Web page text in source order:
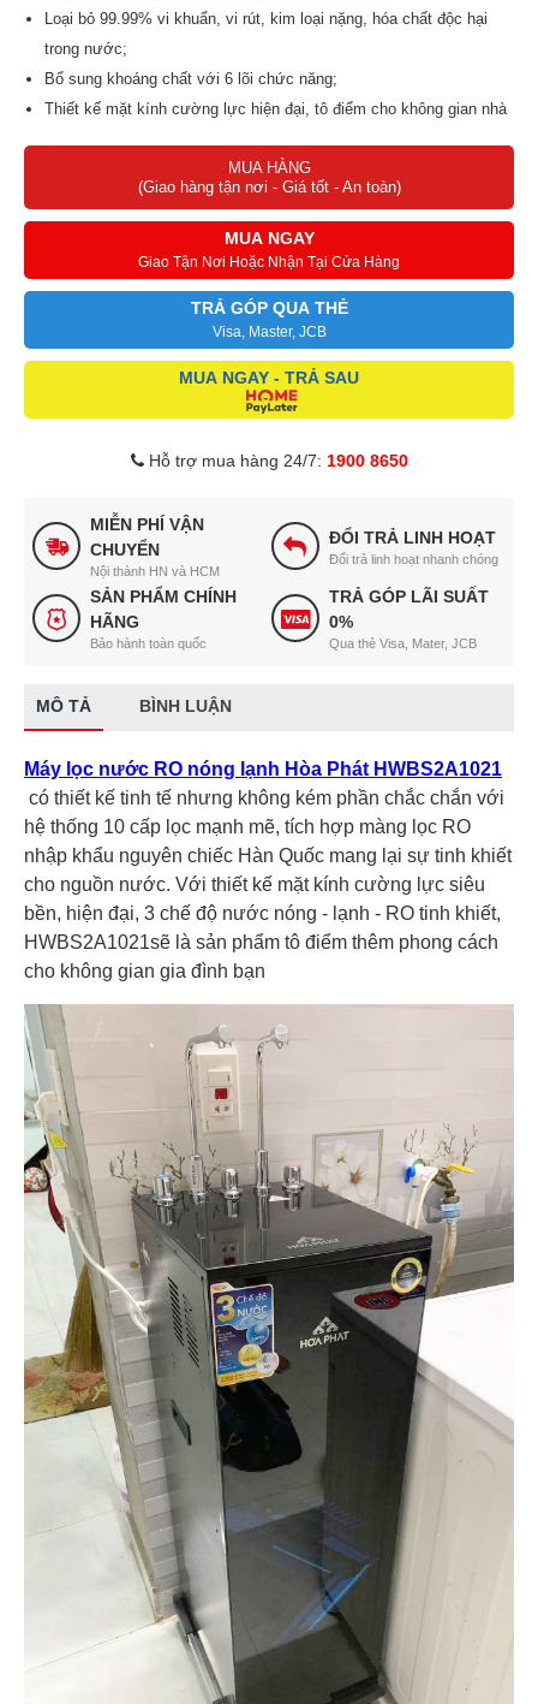
Loại bỏ 99.99% vi khuẩn, vi rút, kim loại nặng, hóa chất độc hại
trong nước;
Bổ sung khoáng chất với 6 lõi chức năng;
Thiết kế mặt kính cường lực hiện đại, tô điểm cho không gian nhà
Bảo hành vượt trội lên tới 36 tháng.
MUA HÀNG
(Giao hàng tận nơi - Giá tốt - An toàn)
MUA NGAY
Giao Tận Nơi Hoặc Nhận Tại Cửa Hàng
TRẢ GÓP QUA THẺ
Visa, Master, JCB
MUA NGAY - TRẢ SAU
Hỗ trợ mua hàng 24/7: 1900 8650
MIỄN PHÍ VẬN
CHUYỂN
Nội thành HN và HCM
ĐỔI TRẢ LINH HOẠT
Đổi trả linh hoạt nhanh chóng
SẢN PHẨM CHÍNH
HÃNG
Bảo hành toàn quốc
TRẢ GÓP LÃI SUẤT
0%
Qua thẻ Visa, Mater, JCB
MÔ TẢ BÌNH LUẬN
Máy lọc nước RO nóng lạnh Hòa Phát HWBS2A1021
có thiết kế tinh tế nhưng không kém phần chắc chắn với
hệ thống 10 cấp lọc mạnh mẽ, tích hợp màng lọc RO
nhập khẩu nguyên chiếc Hàn Quốc mang lại sự tinh khiết
cho nguồn nước. Với thiết kế mặt kính cường lực siêu
bền, hiện đại, 3 chế độ nước nóng - lạnh - RO tinh khiết,
HWBS2A1021sẽ là sản phẩm tô điểm thêm phong cách
cho không gian gia đình bạn